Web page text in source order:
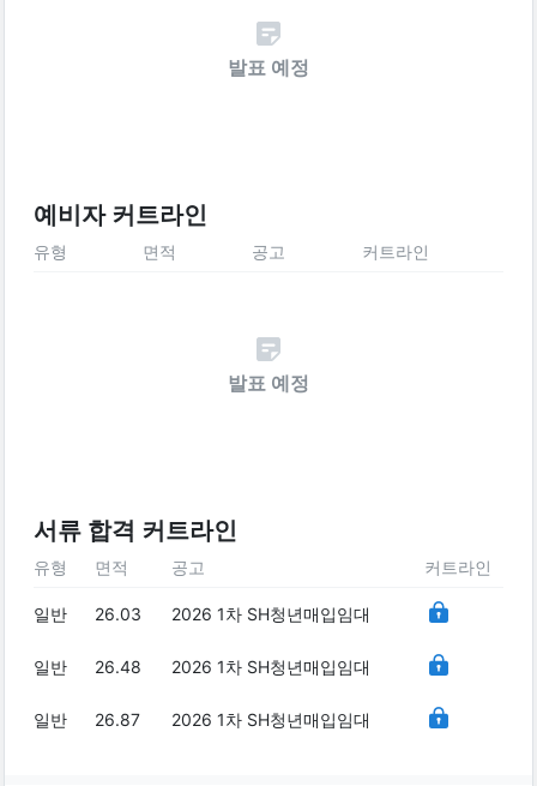
발표 예정
예비자 커트라인
유형 면적 공고 커트라인
발표 예정
서류 합격 커트라인
유형 면적 공고 커트라인
일반 26.03 2026 1차 SH청년매입임대
일반 26.48 2026 1차 SH청년매입임대
일반 26.87 2026 1차 SH청년매입임대